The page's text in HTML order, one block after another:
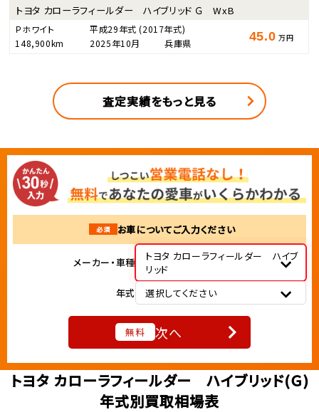
トヨタ カローラフィールダー ハイブリッド Ｇ WxB
Ｐホワイト 平成29年式(2017年式)
148,900km
2025年10月 兵庫県 45.0 万円
査定実績をもっと見る
必須 お車についてご入力ください
メーカー・車種
トヨタ カローラフィールダー ハイブ
リッド
年式
選択してください
無料 次へ
トヨタ カローラフィールダー ハイブリッド(Ｇ)
年式別買取相場表